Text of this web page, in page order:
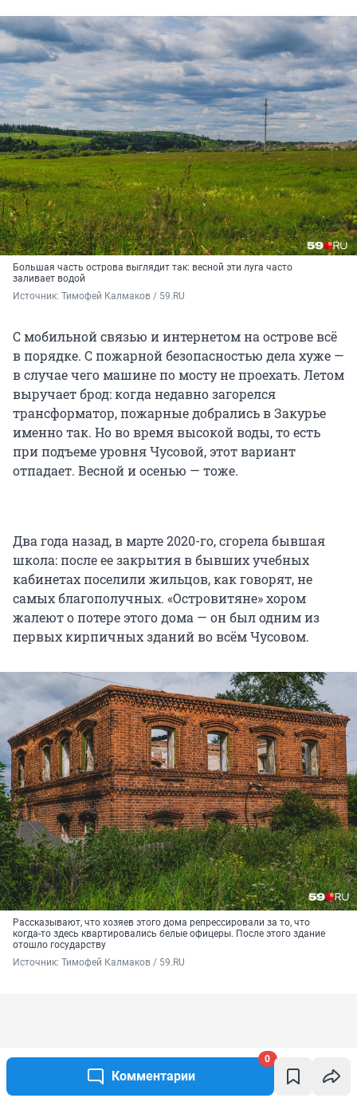
Комментарии
0
Большая часть острова выглядит так: весной эти луга часто
заливает водой
Источник: Тимофей Калмаков / 59.RU
С мобильной связью и интернетом на острове всё
в порядке. С пожарной безопасностью дела хуже —
в случае чего машине по мосту не проехать. Летом
выручает брод: когда недавно загорелся
трансформатор, пожарные добрались в Закурье
именно так. Но во время высокой воды, то есть
при подъеме уровня Чусовой, этот вариант
отпадает. Весной и осенью — тоже.
Два года назад, в марте 2020-го, сгорела бывшая
школа: после ее закрытия в бывших учебных
кабинетах поселили жильцов, как говорят, не
самых благополучных. «Островитяне» хором
жалеют о потере этого дома — он был одним из
первых кирпичных зданий во всём Чусовом.
Рассказывают, что хозяев этого дома репрессировали за то, что
когда-то здесь квартировались белые офицеры. После этого здание
отошло государству
Источник: Тимофей Калмаков / 59.RU